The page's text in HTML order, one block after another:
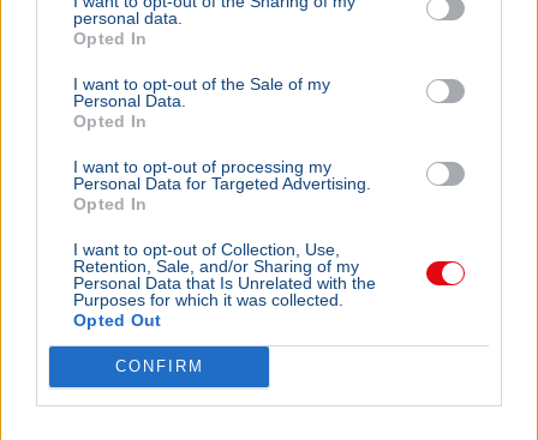
personal data.
Opted In
I want to opt-out of the Sale of my
Personal Data.
Opted In
I want to opt-out of processing my
Personal Data for Targeted Advertising.
Opted In
I want to opt-out of Collection, Use,
Retention, Sale, and/or Sharing of my
Personal Data that Is Unrelated with the
Purposes for which it was collected.
Opted Out
CONFIRM
Energiakrízis
továbbra is jelentősen visszaterhelt állapotban,
mindössze 230 megawatton működik.
BELFÖLD 2026. augusztus 7.
Három jelöltből választ köztársasági elnököt
a parlament kedden